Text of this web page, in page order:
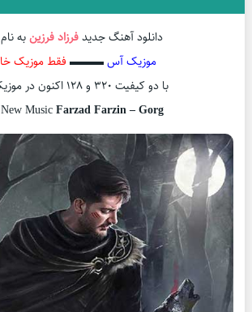
دانلود آهنگ جدیدفرزاد فرزینبه
موزیک آس▬▬▬ فقط موزیک
با دو کیفیت ۳۲۰ و ۱۲۸ اکنون در موزیک آس
MusicFarzad Farzin – Gorg